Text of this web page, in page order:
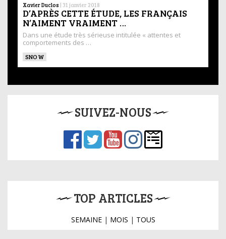
Xavier Duclos | 31 janvier 2018
D’APRÈS CETTE ÉTUDE, LES FRANÇAIS
N’AIMENT VRAIMENT …
Dans une étude très sérieuse intitulée « attentes et
comportements des …
SNOW
SUIVEZ-NOUS
TOP ARTICLES
SEMAINE| MOIS | TOUS